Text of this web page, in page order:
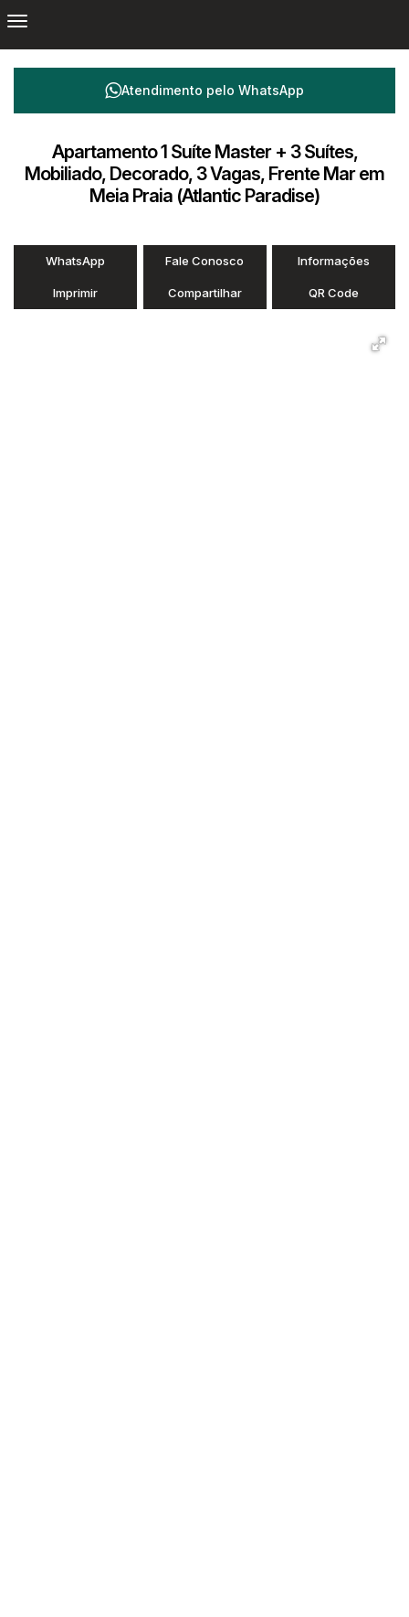
Atendimento pelo WhatsApp
Apartamento 1 Suíte Master + 3 Suítes,
Mobiliado, Decorado, 3 Vagas, Frente Mar em
Meia Praia (Atlantic Paradise)
WhatsApp Fale Conosco Informações
Imprimir Compartilhar QR Code